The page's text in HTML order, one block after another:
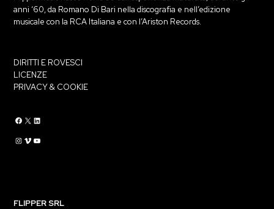
anni ‘60, da Romano Di Bari nella discografia e nell’edizione
musicale con la RCA Italiana e con l’Ariston Records.
DIRITTI E ROVESCI
LICENZE
PRIVACY & COOKIE
Flippermusic Facebook Flippermusic Twitter
Flippermusic Linkedin
Flippermusic Instagram Flippermusic Vimeo flippermusic YouTube
FLIPPER SRL